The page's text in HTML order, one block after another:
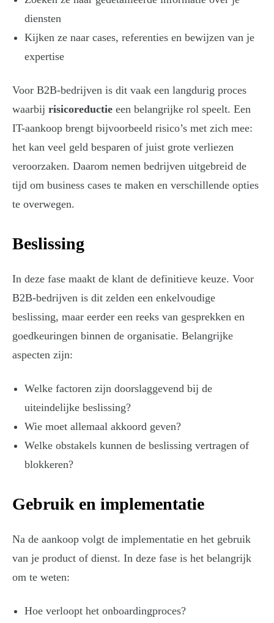
diensten
Kijken ze naar cases, referenties en bewijzen van je
expertise
Voor B2B-bedrijven is dit vaak een langdurig proces
waarbij risicoreductie een belangrijke rol speelt. Een
IT-aankoop brengt bijvoorbeeld risico’s met zich mee:
het kan veel geld besparen of juist grote verliezen
veroorzaken. Daarom nemen bedrijven uitgebreid de
tijd om business cases te maken en verschillende opties
te overwegen.
Beslissing
In deze fase maakt de klant de definitieve keuze. Voor
B2B-bedrijven is dit zelden een enkelvoudige
beslissing, maar eerder een reeks van gesprekken en
goedkeuringen binnen de organisatie. Belangrijke
aspecten zijn:
Welke factoren zijn doorslaggevend bij de
uiteindelijke beslissing?
Wie moet allemaal akkoord geven?
Welke obstakels kunnen de beslissing vertragen of
blokkeren?
Gebruik en implementatie
Na de aankoop volgt de implementatie en het gebruik
van je product of dienst. In deze fase is het belangrijk
om te weten:
Hoe verloopt het onboardingproces?